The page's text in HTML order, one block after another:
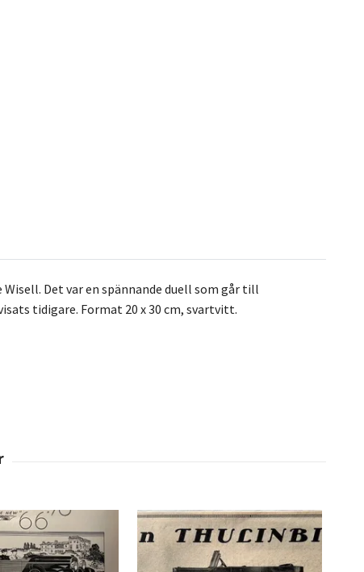
Det var en spännande duell som går till
tidigare. Format 20 x 30 cm, svartvitt.